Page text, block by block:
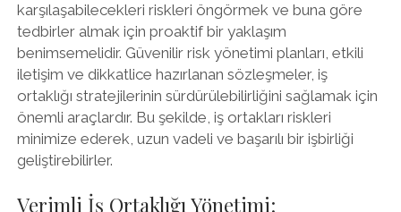
karşılaşabilecekleri riskleri öngörmek ve buna göre
tedbirler almak için proaktif bir yaklaşım
benimsemelidir. Güvenilir risk yönetimi planları, etkili
iletişim ve dikkatlice hazırlanan sözleşmeler, iş
ortaklığı stratejilerinin sürdürülebilirliğini sağlamak için
önemli araçlardır. Bu şekilde, iş ortakları riskleri
minimize ederek, uzun vadeli ve başarılı bir işbirliği
geliştirebilirler.
Verimli İş Ortaklığı Yönetimi: